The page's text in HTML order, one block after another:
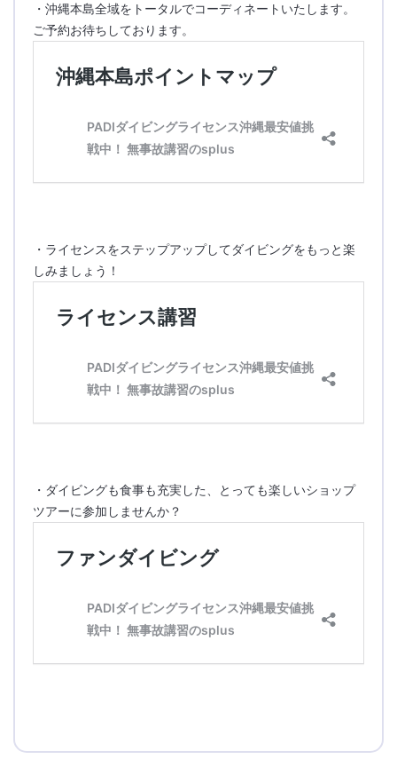
・沖縄本島全域をトータルでコーディネートいたします。
ご予約お待ちしております。
・ライセンスをステップアップしてダイビングをもっと楽
しみましょう！
・ダイビングも食事も充実した、とっても楽しいショップ
ツアーに参加しませんか？